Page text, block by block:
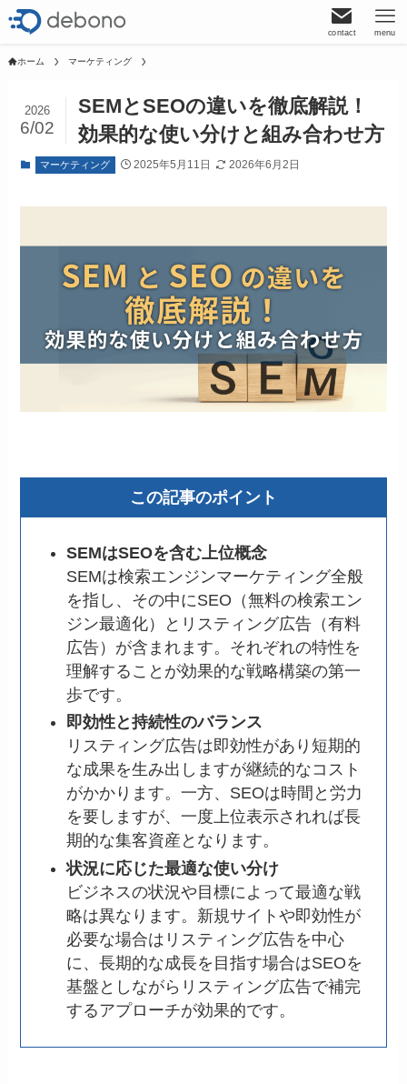
contact menu
ホーム マーケティング
SEMとSEOの違いを徹底解説！
効果的な使い分けと組み合わせ方
2026
6/02
マーケティング 2025年5月11日 2026年6月2日
この記事のポイント
SEMはSEOを含む上位概念
SEMは検索エンジンマーケティング全般
を指し、その中にSEO（無料の検索エン
ジン最適化）とリスティング広告（有料
広告）が含まれます。それぞれの特性を
理解することが効果的な戦略構築の第一
歩です。
即効性と持続性のバランス
リスティング広告は即効性があり短期的
な成果を生み出しますが継続的なコスト
がかかります。一方、SEOは時間と労力
を要しますが、一度上位表示されれば長
期的な集客資産となります。
状況に応じた最適な使い分け
ビジネスの状況や目標によって最適な戦
略は異なります。新規サイトや即効性が
必要な場合はリスティング広告を中心
に、長期的な成長を目指す場合はSEOを
基盤としながらリスティング広告で補完
するアプローチが効果的です。